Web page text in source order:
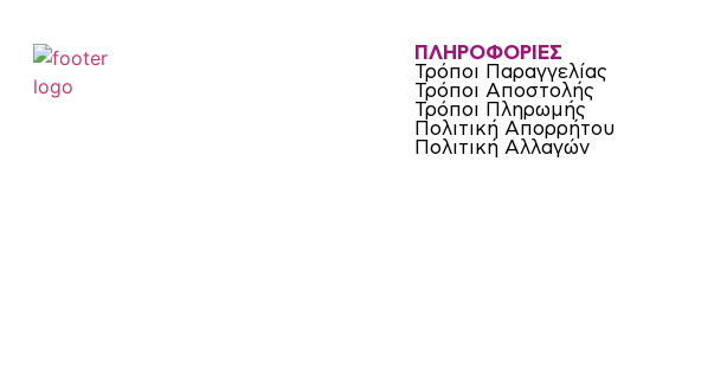
ΠΛΗΡΟΦΟΡΙΕΣ
Τρόποι Παραγγελίας
Τρόποι Αποστολής
Τρόποι Πληρωμής
Πολιτική Απορρήτου
Πολιτική Αλλαγών